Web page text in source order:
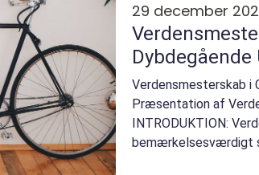
29 december
Verdensmesterskab i
Præsentation af
INTRODUKTION:
bemærkelsesværdigt